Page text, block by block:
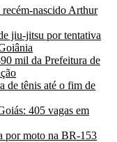
nascido Arthur
jiu-jitsu por tentativa
mil da Prefeitura de
de tênis até o fim de
405 vagas em
por moto na BR-153